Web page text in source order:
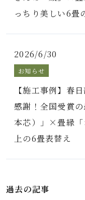
っちり美しい6畳
2026/6/30
お知らせ
【施工事例】春
感謝！全国受賞
本芯）」×畳縁「
上の6畳表替え
過去の記事